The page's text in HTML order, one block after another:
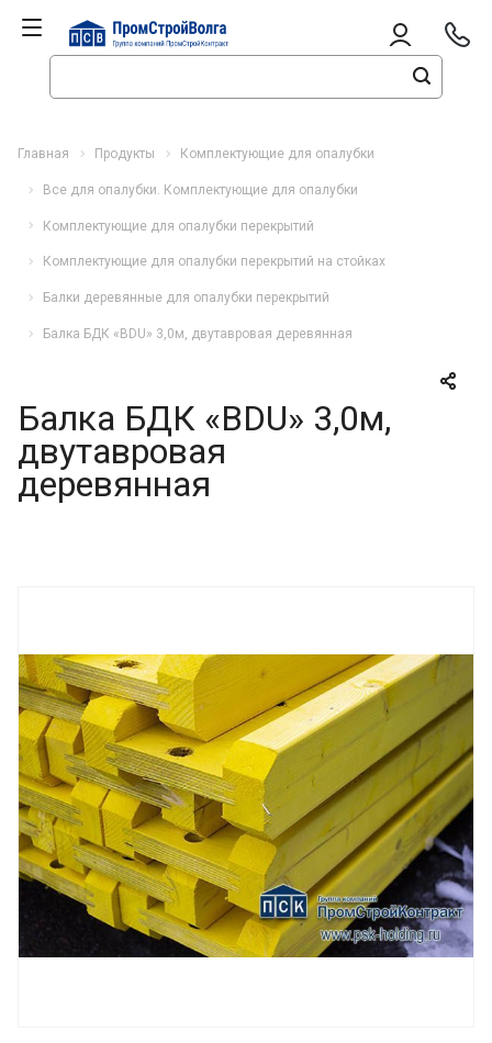
Главная Продукты Комплектующие для опалубки
Все для опалубки. Комплектующие для опалубки
Комплектующие для опалубки перекрытий
Комплектующие для опалубки перекрытий на стойках
Балки деревянные для опалубки перекрытий
Балка БДК «BDU» 3,0м, двутавровая деревянная
Балка БДК «BDU» 3,0м,
двутавровая
деревянная